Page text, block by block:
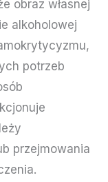
obraz własnej
alkoholowej
potrzeb
przejmowania